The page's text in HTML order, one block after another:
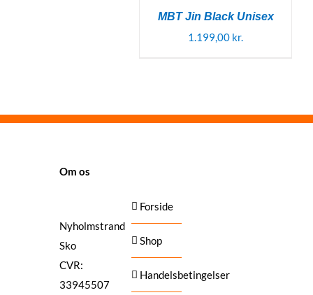
MBT Jin Black Unisex
1.199,00 kr.
Om os
Nyholmstrand
Sko
CVR:
33945507
Forside
Shop
Handelsbetingelser